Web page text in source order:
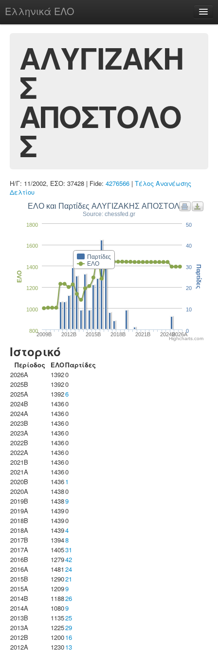
Ελληνικά ΕΛΟ
chesstu.be @ discord
Login
ΑΛΥΓΙΖΑΚΗ
Σ
ΑΠΟΣΤΟΛΟ
Σ
Η/Γ: 11/2002, ΕΣΟ: 37428 | Fide: 4276566 | Τέλος Ανανέωσης
Δελτίου
ΕΛΟ και Παρτίδες ΑΛΥΓΙΖΑΚΗΣ ΑΠΟΣΤΟΛΟΣ
Source: chessfed.gr
Παρτίδες
ΕΛΟ
2009B 2012B 2015B 2018B 2021B 2024B2026A
1000
1200
1400
1600
800
1800
ΕΛΟ
0
10
20
30
40
50
Παρτίδες
Highcharts.com
Ιστορικό
Περίοδος ΕΛΟΠαρτίδες
2026A
13920
2025B
13920
2025A
13926
2024B
14360
2024A
14360
2023B
14360
2023Α
14360
2022B
14360
2022A
14360
2021B
14360
2021A
14360
2020B
14361
2020A
14380
2019B
14389
2019A
14390
2018B
14390
2018A
14394
2017B
13948
2017A
140531
2016B
127942
2016A
1481 24
2015B
129021
2015A
12099
2014B
118826
2014A
10809
2013B
113525
2013A
122529
2012B
120016
2012A
123013